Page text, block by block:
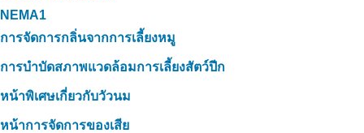
NEMA1
การจัดการกลิ่นจากการเลี้ยงหมู
การบำบัดสภาพแวดล้อมการเลี้ยงสัตว์ปีก
หน้าพิเศษเกี่ยวกับวัวนม
หน้าการจัดการของเสีย